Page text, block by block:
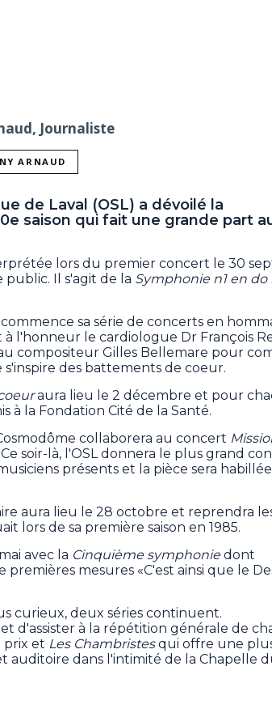
Journaliste
ARNAUD
de Laval (OSL) a dévoilé la
saison qui fait une grande part
lors du premier concert le 30
public. Il s'agit de la Symphonie n1 en
sa série de concerts en
l'honneur le cardiologue Dr François
compositeur Gilles Bellemare pour
des battements de coeur.
aura lieu le 2 décembre et pour
à la Fondation Cité de la Santé.
collaborera au concert
soir-là, l'OSL donnera le plus grand
présents et la pièce sera
aura lieu le 28 octobre et reprendra
lors de sa première saison en 1985.
avec la Cinquième symphoniedont
premières mesures «C'est ainsi que le
curieux, deux séries continuent.
d'assister à la répétition générale de
prix et Les Chambristesqui offre une
auditoire dans l'intimité de la Chapelle